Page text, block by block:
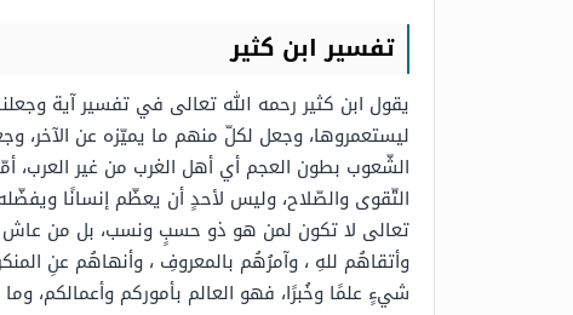
تفسير ابن كثير
يقول ابن كثير رحمه الله تعالى في تفسير آية
ليستعمروها، وجعل لكلّ منهم ما يميّزه عن الآخر،
الشّعوب بطون العجم أي أهل الغرب من غير العرب،
التّقوى والصّلاح، وليس لأحدٍ أن يعظّم إنسانًا
تعالى لا تكون لمن هو ذو حسبٍ ونسب، بل من عاش
وأتقاهُم للهِ ، وآمرُهُم بالمعروفِ ، وأنهاهُم عنِ
شيءٍ علمًا وخُبرًا، فهو العالم بأموركم وأعمالكم،